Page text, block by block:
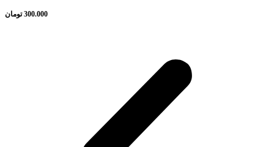
300.000 تومان